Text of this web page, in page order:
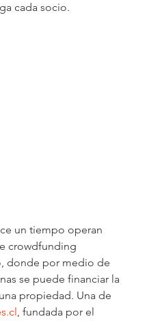
cada socio.
un tiempo operan
crowdfunding
donde por medio de
se puede financiar la
propiedad. Una de
, fundada por el